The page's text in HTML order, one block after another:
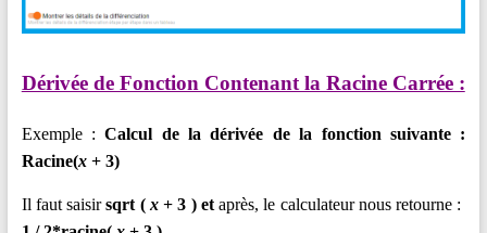
Dérivée de Fonction Contenant la Racine Carrée :
Exemple :Calcul de la dérivée de la fonction suivante :
Racine(x + 3)
Il faut saisirsqrt ( x+3 )etaprès, le calculateur nous retourne :